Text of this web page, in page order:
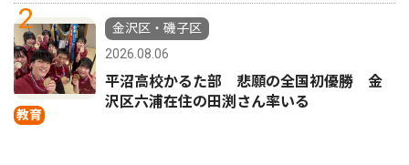
2
教育
金沢区・磯子区
2026.08.06
平沼高校かるた部 悲願の全国初優勝 金
沢区六浦在住の田渕さん率いる